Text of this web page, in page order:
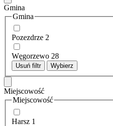
Gmina
Gmina
Pozezdrze 2
Węgorzewo 28
Usuń filtr Wybierz
Miejscowość
Miejscowość
Harsz 1